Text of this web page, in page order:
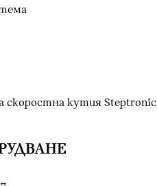
кутия Steptronic